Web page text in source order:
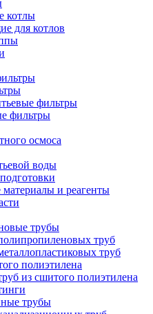
котлы
для котлов
фильтры
фильтры
осмоса
воды
и реагенты
трубы
труб
труб
полиэтилена
из сшитого полиэтилена
трубы